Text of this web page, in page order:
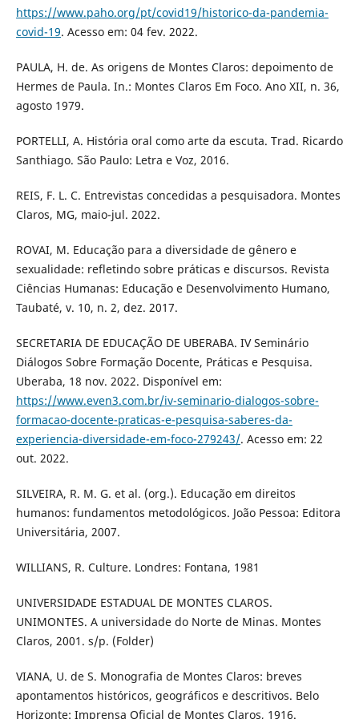
https://www.paho.org/pt/covid19/historico-da-pandemia-
covid-19. Acesso em: 04 fev. 2022.
PAULA, H. de. As origens de Montes Claros: depoimento de
Hermes de Paula. In.: Montes Claros Em Foco. Ano XII, n. 36,
agosto 1979.
PORTELLI, A. História oral como arte da escuta. Trad. Ricardo
Santhiago. São Paulo: Letra e Voz, 2016.
REIS, F. L. C. Entrevistas concedidas a pesquisadora. Montes
Claros, MG, maio-jul. 2022.
ROVAI, M. Educação para a diversidade de gênero e
sexualidade: refletindo sobre práticas e discursos. Revista
Ciências Humanas: Educação e Desenvolvimento Humano,
Taubaté, v. 10, n. 2, dez. 2017.
SECRETARIA DE EDUCAÇÃO DE UBERABA. IV Seminário
Diálogos Sobre Formação Docente, Práticas e Pesquisa.
Uberaba, 18 nov. 2022. Disponível em:
https://www.even3.com.br/iv-seminario-dialogos-sobre-
formacao-docente-praticas-e-pesquisa-saberes-da-
experiencia-diversidade-em-foco-279243/. Acesso em: 22
out. 2022.
SILVEIRA, R. M. G. et al. (org.). Educação em direitos
humanos: fundamentos metodológicos. João Pessoa: Editora
Universitária, 2007.
WILLIANS, R. Culture. Londres: Fontana, 1981
UNIVERSIDADE ESTADUAL DE MONTES CLAROS.
UNIMONTES. A universidade do Norte de Minas. Montes
Claros, 2001. s/p. (Folder)
VIANA, U. de S. Monografia de Montes Claros: breves
apontamentos históricos, geográficos e descritivos. Belo
Horizonte: Imprensa Oficial de Montes Claros, 1916.